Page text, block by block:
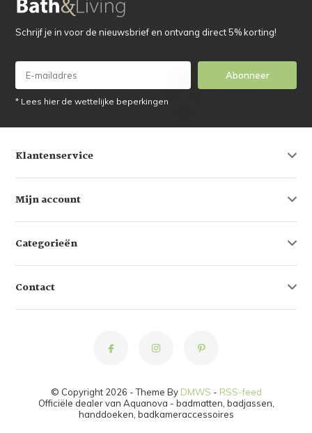
Schrijf je in voor de nieuwsbrief en ontvang direct 5% korting!
Abonneer
* Lees hier de wettelijke beperkingen
Klantenservice
Mijn account
Categorieën
Contact
© Copyright 2026 - Theme By DMWS - RSS-feed
Officiële dealer van Aquanova - badmatten, badjassen,
handdoeken, badkameraccessoires